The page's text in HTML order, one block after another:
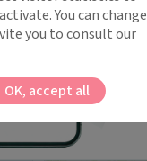
You can change
you to consult our
OK, accept all